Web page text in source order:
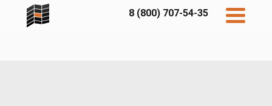
8 (800) 707-54-35